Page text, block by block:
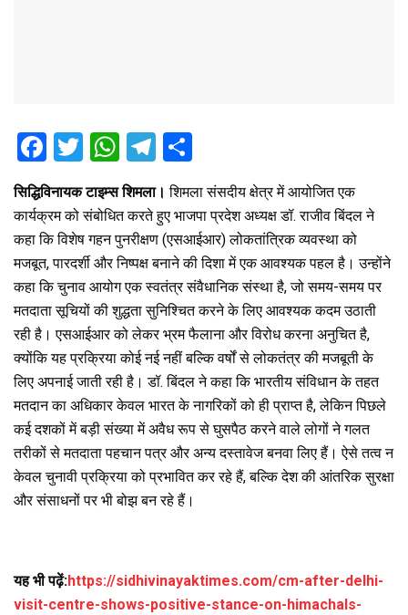
F
a
ce
b
o
o
k
T
tt
er
W
h
at
s
A
p
p
T
el
e
gr
a
m
ar
e
सिद्धिविनायक टाइम्स शिमला।शिमला संसदीय क्षेत्र में आयोजित एक
कार्यक्रम को संबोधित करते हुए भाजपा प्रदेश अध्यक्ष डॉ. राजीव बिंदल ने
कहा कि विशेष गहन पुनरीक्षण (एसआईआर) लोकतांत्रिक व्यवस्था को
मजबूत, पारदर्शी और निष्पक्ष बनाने की दिशा में एक आवश्यक पहल है। उन्होंने
कहा कि चुनाव आयोग एक स्वतंत्र संवैधानिक संस्था है, जो समय-समय पर
मतदाता सूचियों की शुद्धता सुनिश्चित करने के लिए आवश्यक कदम उठाती
रही है। एसआईआर को लेकर भ्रम फैलाना और विरोध करना अनुचित है,
क्योंकि यह प्रक्रिया कोई नई नहीं बल्कि वर्षों से लोकतंत्र की मजबूती के
लिए अपनाई जाती रही है। डॉ. बिंदल ने कहा कि भारतीय संविधान के तहत
मतदान का अधिकार केवल भारत के नागरिकों को ही प्राप्त है, लेकिन पिछले
कई दशकों में बड़ी संख्या में अवैध रूप से घुसपैठ करने वाले लोगों ने गलत
तरीकों से मतदाता पहचान पत्र और अन्य दस्तावेज बनवा लिए हैं। ऐसे तत्व न
केवल चुनावी प्रक्रिया को प्रभावित कर रहे हैं, बल्कि देश की आंतरिक सुरक्षा
और संसाधनों पर भी बोझ बन रहे हैं।
यह भी पढ़ें:https://sidhivinayaktimes.com/cm-after-delhi-
visit-centre-shows-positive-stance-on-himachals-